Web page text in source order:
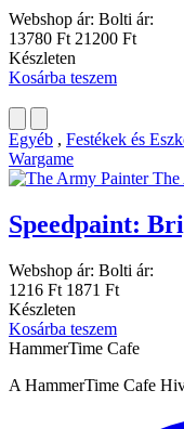
Webshop ár: Bolti ár:
13780 Ft 21200 Ft
Készleten
Kosárba teszem
Egyéb , Festékek és
Wargame
The
Speedpaint:
Webshop ár: Bolti ár:
1216 Ft 1871 Ft
Készleten
Kosárba teszem
HammerTime Cafe
A HammerTime Cafe